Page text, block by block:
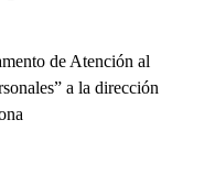
de Atención al
a la dirección